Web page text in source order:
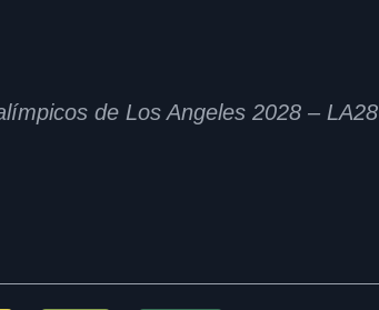
de Los Angeles 2028 – LA28